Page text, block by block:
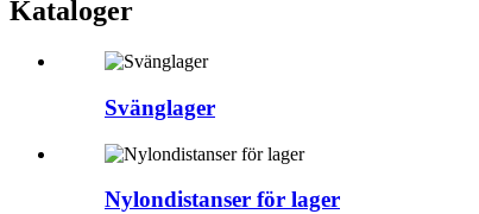
Kataloger
Svänglager
Nylondistanser för lager